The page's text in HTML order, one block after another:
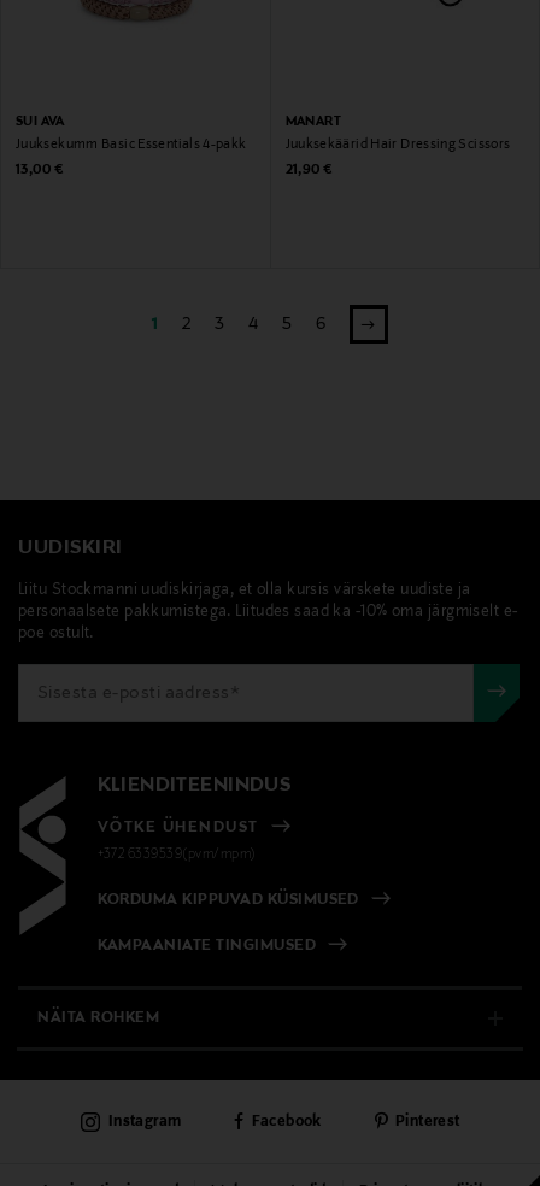
SUI AVA
Juuksekumm Basic Essentials 4-pakk
Original Price
13,00 €
MANART
Juuksekäärid Hair Dressing Scissors
Original Price
21,90 €
1 2 3 4 5 6
UUDISKIRI
Liitu Stockmanni uudiskirjaga, et olla kursis värskete uudiste ja
personaalsete pakkumistega. Liitudes saad ka -10% oma järgmiselt e-
poe ostult.
KLIENDITEENINDUS
VÕTKE ÜHENDUST
+372 6339539(pvm/mpm)
KORDUMA KIPPUVAD KÜSIMUSED
KAMPAANIATE TINGIMUSED
NÄITA ROHKEM
PÜSIKLIENDITEENINDUS
Instagram Facebook Pinterest